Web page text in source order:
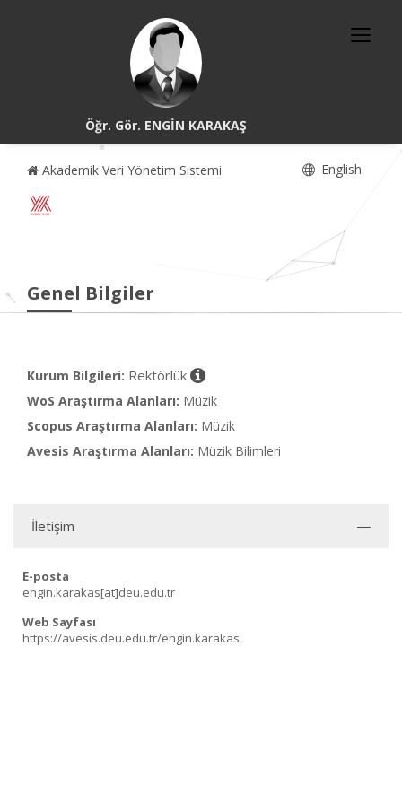
Öğr. Gör. ENGİN KARAKAŞ
Akademik Veri Yönetim Sistemi English
Genel Bilgiler
Kurum Bilgileri: Rektörlük
WoS Araştırma Alanları: Müzik
Scopus Araştırma Alanları: Müzik
Avesis Araştırma Alanları: Müzik Bilimleri
İletişim
E-posta
engin.karakas[at]deu.edu.tr
Web Sayfası
https://avesis.deu.edu.tr/engin.karakas